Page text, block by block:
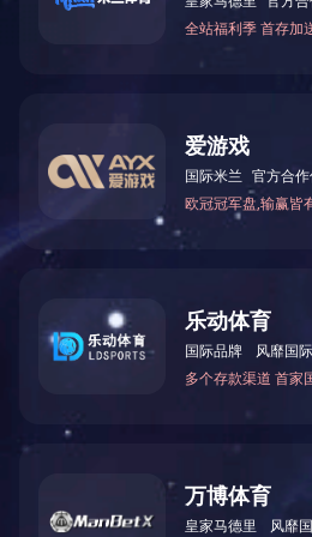
在鹰潭东收费站的安全区域内
垃圾袋”，并轻声提醒：“请您在
随着车辆增多，随手丢弃车内
险。鹰潭收费所从细节入手，用
理念伴随每一段旅程。“这个举
下一步，鹰潭收费所将持续深化
与，让每一次出行都成为一道美